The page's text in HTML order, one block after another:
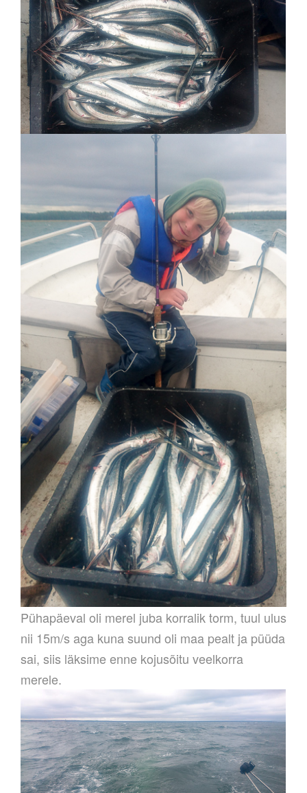
Pühapäeval oli merel juba korralik torm, tuul ulus
nii 15m/s aga kuna suund oli maa pealt ja püüda
sai, siis läksime enne kojusõitu veelkorra
merele.